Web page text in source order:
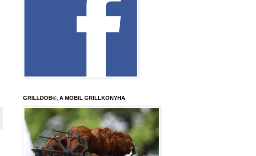
GRILLDOB®, A MOBIL GRILLKONYHA